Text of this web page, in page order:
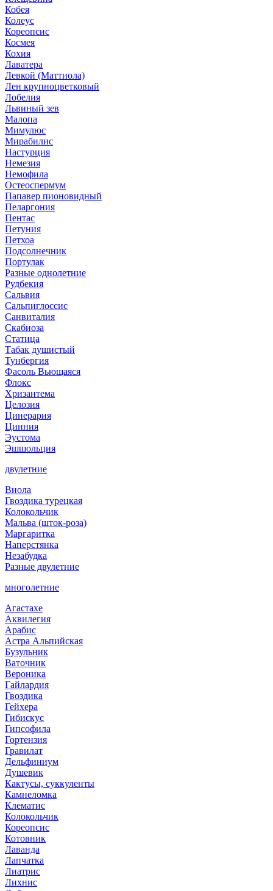
Кобея
Колеус
Кореопсис
Космея
Кохия
Лаватера
Левкой (Маттиола)
Лен крупноцветковый
Лобелия
Львиный зев
Малопа
Мимулюс
Мирабилис
Настурция
Немезия
Немофила
Остеоспермум
Папавер пионовидный
Пеларгония
Пентас
Петуния
Петхоа
Подсолнечник
Портулак
Разные однолетние
Рудбекия
Сальвия
Сальпиглоссис
Санвиталия
Скабиоза
Статица
Табак душистый
Тунбергия
Фасоль Вьющаяся
Флокс
Хризантема
Целозия
Цинерария
Цинния
Эустома
Эшшольция
двулетние
Виола
Гвоздика турецкая
Колокольчик
Мальва (шток-роза)
Маргаритка
Наперстянка
Незабудка
Разные двулетние
многолетние
Агастахе
Аквилегия
Арабис
Астра Альпийская
Бузульник
Ваточник
Вероника
Гайлардия
Гвоздика
Гейхера
Гибискус
Гипсофила
Гортензия
Гравилат
Дельфиниум
Душевик
Кактусы, суккуленты
Камнеломка
Клематис
Колокольчик
Кореопсис
Котовник
Лаванда
Лапчатка
Лиатрис
Лихнис